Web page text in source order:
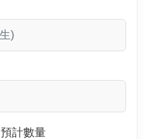
預計數量